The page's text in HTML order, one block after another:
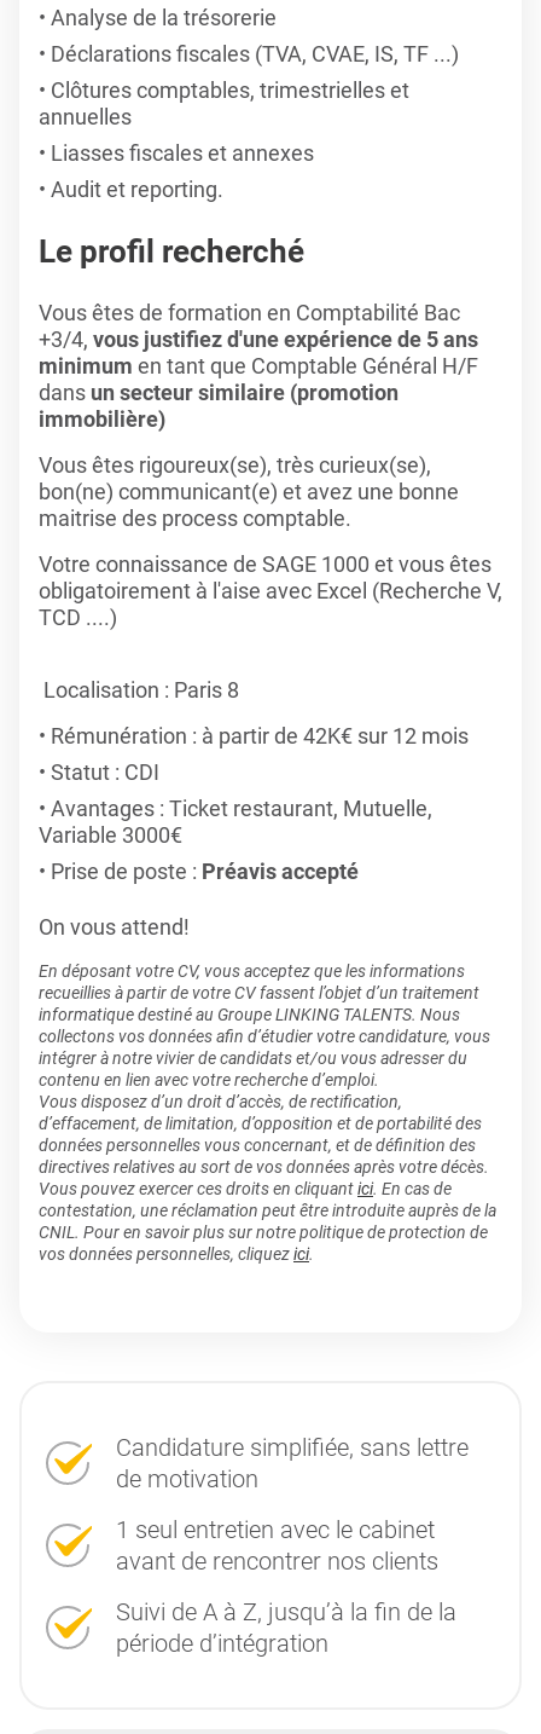
Analyse de la trésorerie
Déclarations fiscales (TVA, CVAE, IS, TF ...)
Clôtures comptables, trimestrielles et
annuelles
Liasses fiscales et annexes
Audit et reporting.
Le profil recherché
Vous êtes de formation en Comptabilité Bac
+3/4, vous justifiez d'une expérience de 5 ans
minimum en tant que Comptable Général H/F
dans un secteur similaire (promotion
immobilière)
Vous êtes rigoureux(se), très curieux(se),
bon(ne) communicant(e) et avez une bonne
maitrise des process comptable.
Votre connaissance de SAGE 1000 et vous êtes
obligatoirement à l'aise avec Excel (Recherche V,
TCD ....)
Localisation : Paris 8
Rémunération : à partir de 42K€ sur 12 mois
Statut : CDI
Avantages : Ticket restaurant, Mutuelle,
Variable 3000€
Prise de poste : Préavis accepté
On vous attend!
En déposant votre CV, vous acceptez que les informations
recueillies à partir de votre CV fassent l’objet d’un traitement
informatique destiné au Groupe LINKING TALENTS. Nous
collectons vos données afin d’étudier votre candidature, vous
intégrer à notre vivier de candidats et/ou vous adresser du
contenu en lien avec votre recherche d’emploi.
Vous disposez d’un droit d’accès, de rectification,
d’effacement, de limitation, d’opposition et de portabilité des
données personnelles vous concernant, et de définition des
directives relatives au sort de vos données après votre décès.
Vous pouvez exercer ces droits en cliquantici. En cas de
contestation, une réclamation peut être introduite auprès de la
CNIL. Pour en savoir plus sur notre politique de protection de
vos données personnelles, cliquezici.
Candidature simplifiée, sans lettre
de motivation
1 seul entretien avec le cabinet
avant de rencontrer nos clients
Suivi de A à Z, jusqu’à la fin de la
période d’intégration